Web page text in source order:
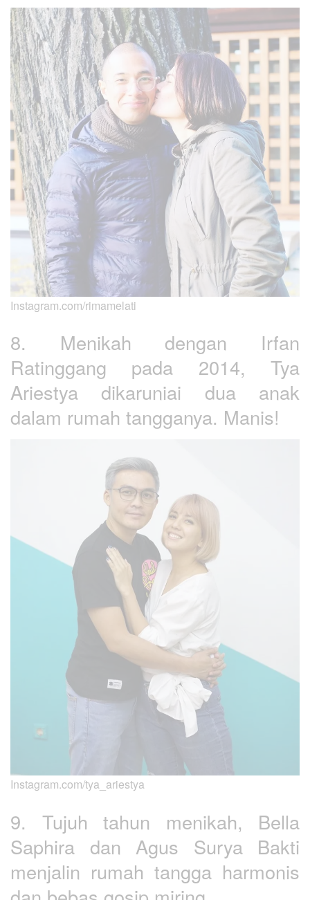
Instagram.com/rimamelati
8. Menikah dengan Irfan
Ratinggang pada 2014, Tya
Ariestya dikaruniai dua anak
dalam rumah tangganya. Manis!
Instagram.com/tya_ariestya
9. Tujuh tahun menikah, Bella
Saphira dan Agus Surya Bakti
menjalin rumah tangga harmonis